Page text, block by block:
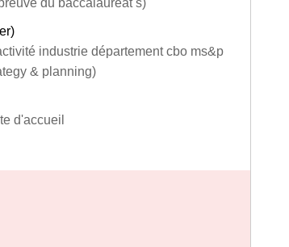
du baccalauréat s)
industrie département cbo ms&p
& planning)
d'accueil